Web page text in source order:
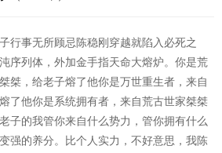
行事无所顾忌陈稳刚穿越就陷入必死之
序列体，外加金手指天命大熔炉。你是荒
桀，给老子熔了他你是万世重生者，来自
了他你是系统拥有者，来自荒古世家桀桀
子的我管你来自什么势力，管你拥有什么
强的养分。比个人实力，不好意思，我陈